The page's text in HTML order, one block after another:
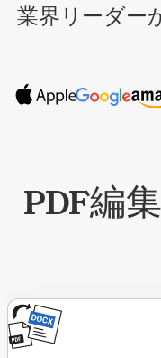
業界リーダー
PDF編